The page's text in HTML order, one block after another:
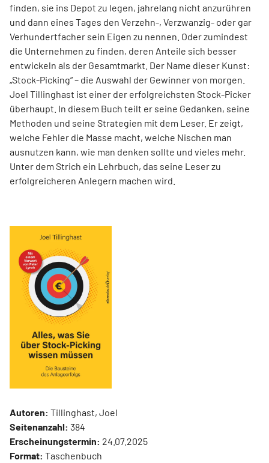
finden, sie ins Depot zu legen, jahrelang nicht anzurühren
und dann eines Tages den Verzehn-, Verzwanzig- oder gar
Verhundertfacher sein Eigen zu nennen. Oder zumindest
die Unternehmen zu finden, deren Anteile sich besser
entwickeln als der Gesamtmarkt. Der Name dieser Kunst:
„Stock-Picking“ – die Auswahl der Gewinner von morgen.
Joel Tillinghast ist einer der erfolgreichsten Stock-Picker
überhaupt. In diesem Buch teilt er seine Gedanken, seine
Methoden und seine Strategien mit dem Leser. Er zeigt,
welche Fehler die Masse macht, welche Nischen man
ausnutzen kann, wie man denken sollte und vieles mehr.
Unter dem Strich ein Lehrbuch, das seine Leser zu
erfolgreicheren Anlegern machen wird.
Autoren: Tillinghast, Joel
Seitenanzahl: 384
Erscheinungstermin: 24.07.2025
Format: Taschenbuch